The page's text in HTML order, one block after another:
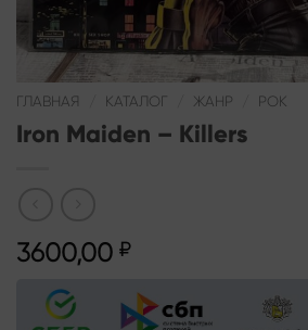
ГЛАВНАЯ КАТАЛОГ ЖАНР РОК
Iron Maiden – Killers
3600,00 ₽